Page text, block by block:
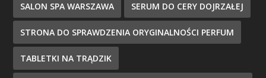
SALON SPA WARSZAWA SERUM DO CERY DOJRZAŁEJ
STRONA DO SPRAWDZENIA ORYGINALNOŚCI PERFUM
TABLETKI NA TRĄDZIK